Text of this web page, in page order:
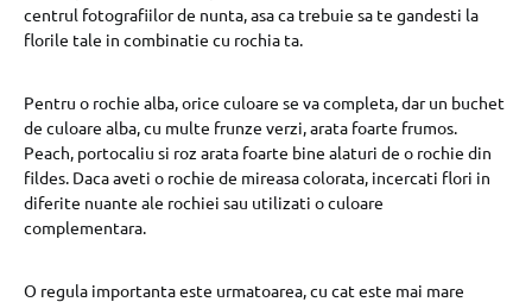
centrul fotografiilor de nunta, asa ca trebuie sa te gandesti la
florile tale in combinatie cu rochia ta.
Pentru o rochie alba, orice culoare se va completa, dar un buchet
de culoare alba, cu multe frunze verzi, arata foarte frumos.
Peach, portocaliu si roz arata foarte bine alaturi de o rochie din
fildes. Daca aveti o rochie de mireasa colorata, incercati flori in
diferite nuante ale rochiei sau utilizati o culoare
complementara.
O regula importanta este urmatoarea, cu cat este mai mare